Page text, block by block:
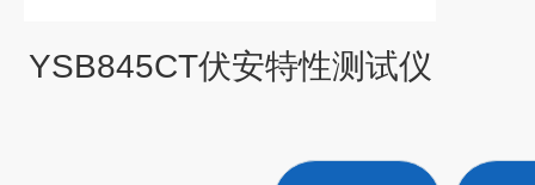
YSB845CT伏安特性测试仪